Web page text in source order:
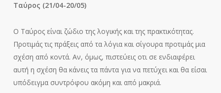
Ταύρος (21/04-20/05)
Ο Ταύρος είναι ζώδιο της λογικής και της πρακτικότητας.
Προτιμάς τις πράξεις από τα λόγια και σίγουρα προτιμάς μια
σχέση από κοντά. Αν, όμως, πιστεύεις οτι σε ενδιαφέρει
αυτή η σχέση θα κάνεις τα πάντα για να πετύχει και θα είσαι
υπόδειγμα συντρόφου ακόμη και από μακριά.